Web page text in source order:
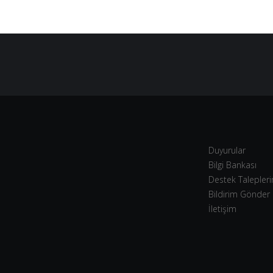
Duyurular
Bilgi Bankası
Destek
Bildirim Gönder
İletişim